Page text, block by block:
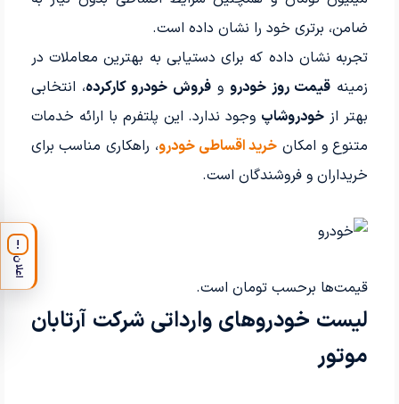
ضامن، برتری خود را نشان داده است.
تجربه نشان داده که برای دستیابی به بهترین معاملات در
زمینهقیمت روز خودرووفروش خودرو کارکرده، انتخابی
بهتر از خودروشاپ وجود ندارد. این پلتفرم با ارائه خدمات
متنوع و امکان خرید اقساطی خودرو، راهکاری مناسب برای
خریداران و فروشندگان است.
قیمت‌ها برحسب تومان است.
لیست خودروهای وارداتی شرکت آرتابان
موتور
!
اعلان